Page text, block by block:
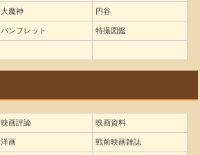
大魔神 円谷
パンフレット 特撮図鑑
映画評論 映画資料
洋画 戦前映画雑誌